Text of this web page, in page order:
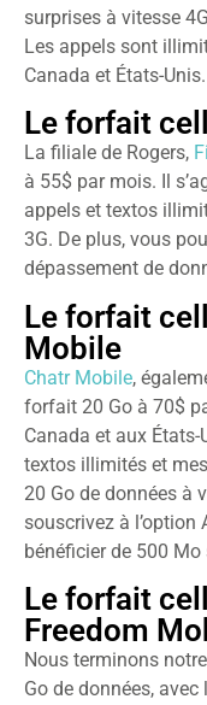
surprises à vitesse
Les appels sont
Canada et États-Unis.
Le forfait
La filiale de Rogers,
à 55$ par mois. Il
appels et textos
3G. De plus, vous
dépassement de
Le forfait
Mobile
Chatr Mobile,
forfait 20 Go à 70$
Canada et aux
textos illimités et
20 Go de données à
souscrivez à
bénéficier de 500
Le forfait
Freedom
Nous terminons
Go de données,